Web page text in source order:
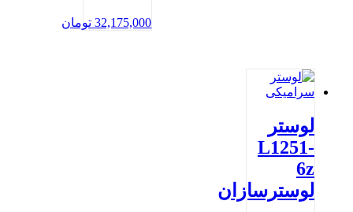
32,175,000 تومان
لوستر
L1251-
6z
لوسترسازان